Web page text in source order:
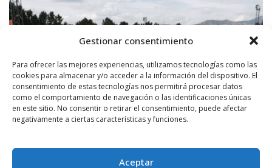
Gestionar consentimiento
Para ofrecer las mejores experiencias, utilizamos tecnologías como las
cookies para almacenar y/o acceder a la información del dispositivo. El
consentimiento de estas tecnologías nos permitirá procesar datos
como el comportamiento de navegación o las identificaciones únicas
en este sitio. No consentir o retirar el consentimiento, puede afectar
negativamente a ciertas características y funciones.
Aceptar